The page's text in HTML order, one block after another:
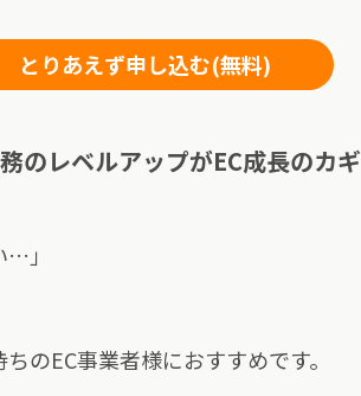
とりあえず申し込む(無料)
のレベルアップがEC成長のカギ
…」
のEC事業者様におすすめです。